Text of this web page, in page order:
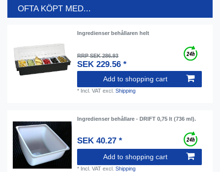
OFTA KÖPT MED...
Ingredienser behållaren helt
RRP SEK 286.93
SEK 229.56 *
Add to shopping cart
* Incl. VAT excl.Shipping
Ingredienser behållare - DRIFT 0,75 lt (736 ml).
SEK 40.27 *
Add to shopping cart
* Incl. VAT excl.Shipping